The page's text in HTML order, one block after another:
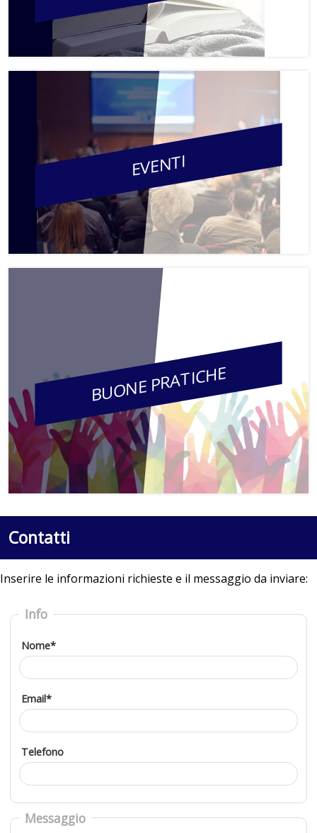
EVENTI
BUONE PRATICHE
Contatti
Inserire le informazioni richieste e il messaggio da inviare:
Info
Nome*
Email*
Telefono
Messaggio